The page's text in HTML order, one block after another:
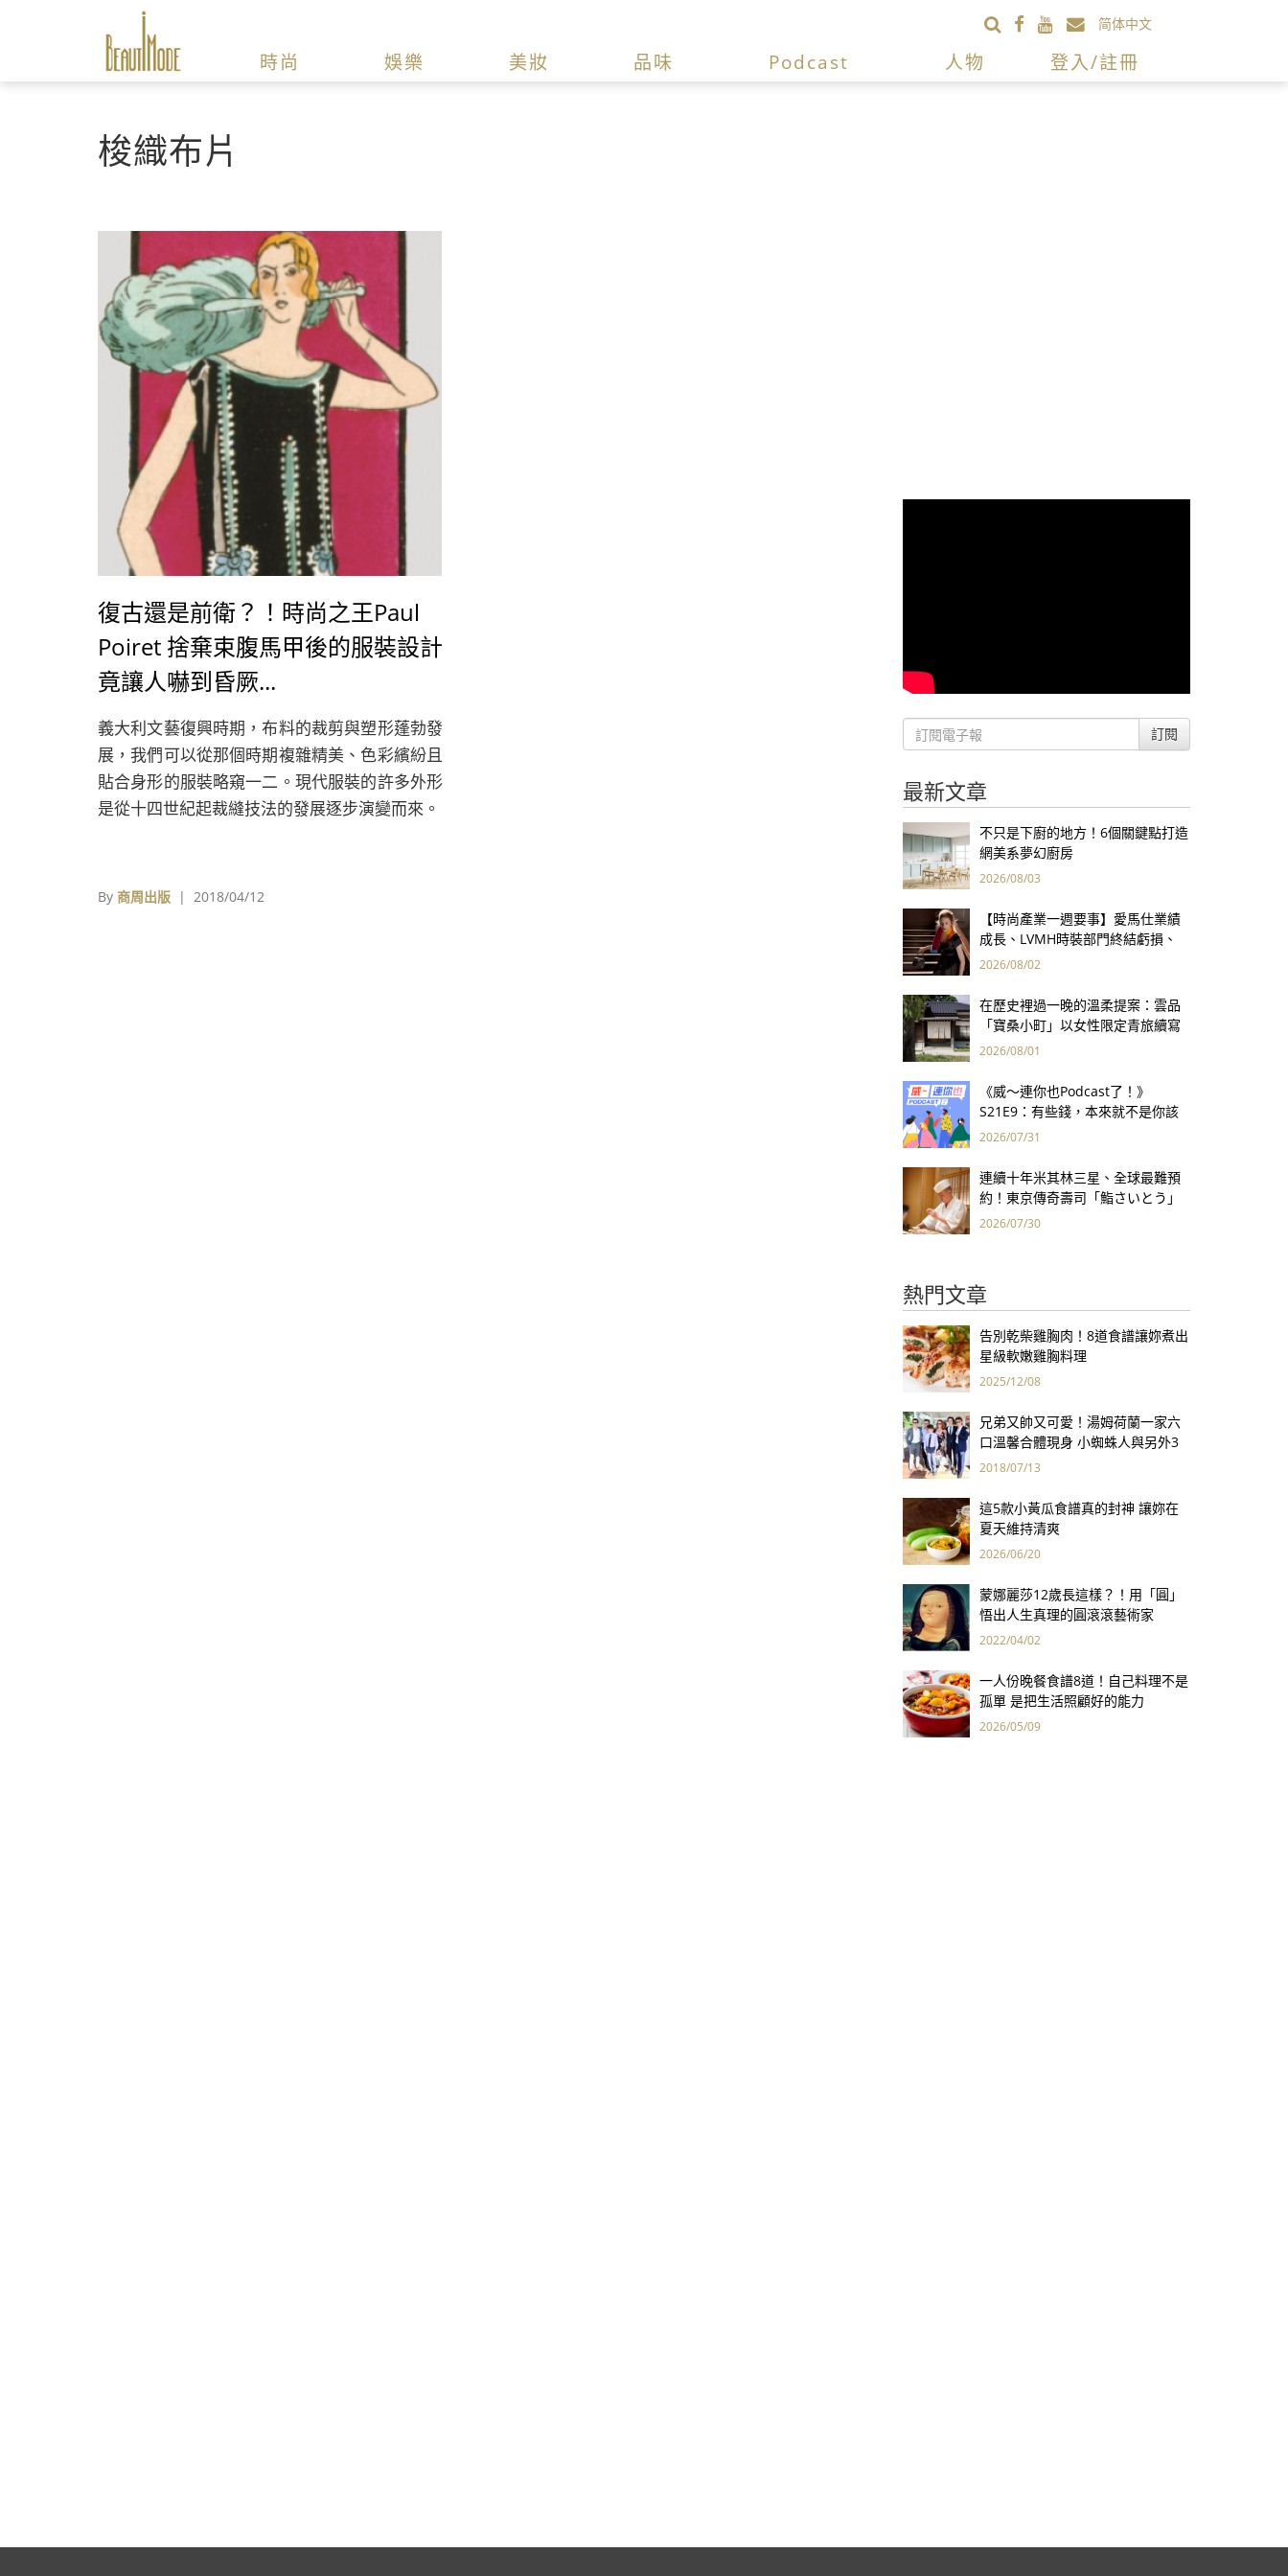
简体中文
時尚 娛樂 美妝 品味 Podcast 人物 登入/註冊
梭織布片
復古還是前衛？！時尚之王Paul
Poiret 捨棄束腹馬甲後的服裝設計
竟讓人嚇到昏厥...
義大利文藝復興時期，布料的裁剪與塑形蓬勃發
展，我們可以從那個時期複雜精美、色彩繽紛且
貼合身形的服裝略窺一二。現代服裝的許多外形
是從十四世紀起裁縫技法的發展逐步演變而來。
By 商周出版 | 2018/04/12
訂閱
最新文章
不只是下廚的地方！6個關鍵點打造
網美系夢幻廚房
2026/08/03
【時尚產業一週要事】愛馬仕業績
成長、LVMH時裝部門終結虧損、
Kering轉型策略初現成效、Prada
2026/08/02
在歷史裡過一晚的溫柔提案：雲品
「寶桑小町」以女性限定青旅續寫
台東老屋記憶
2026/08/01
《威～連你也Podcast了！》
S21E9：有些錢，本來就不是你該
賺的——讀《一個投機者的告白》
2026/07/31
連續十年米其林三星、全球最難預
約！東京傳奇壽司「鮨さいとう」
為何破例首度來台？
2026/07/30
熱門文章
告別乾柴雞胸肉！8道食譜讓妳煮出
星級軟嫩雞胸料理
2025/12/08
兄弟又帥又可愛！湯姆荷蘭一家六
口溫馨合體現身 小蜘蛛人與另外3
個弟弟感情超好！
2018/07/13
這5款小黃瓜食譜真的封神 讓妳在
夏天維持清爽
2026/06/20
蒙娜麗莎12歲長這樣？！用「圓」
悟出人生真理的圓滾滾藝術家
2022/04/02
一人份晚餐食譜8道！自己料理不是
孤單 是把生活照顧好的能力
2026/05/09